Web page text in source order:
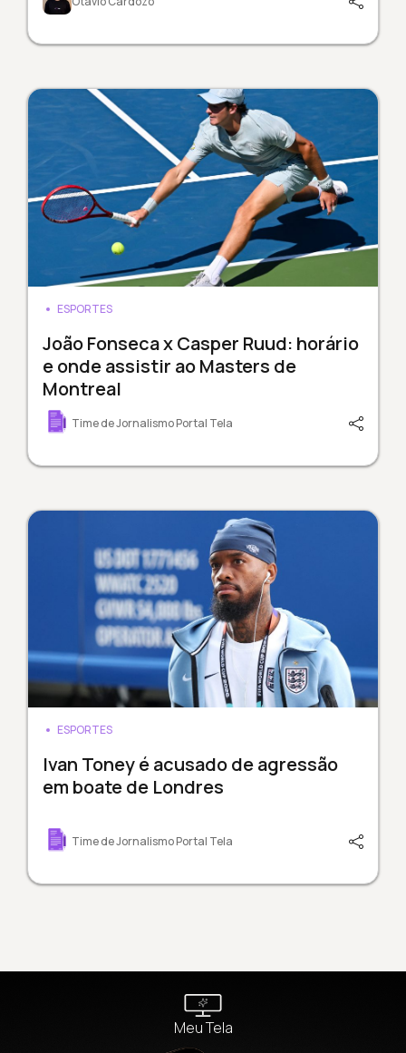
ESPORTES
João Fonseca x Casper Ruud: horário
e onde assistir ao Masters de
Montreal
Time de Jornalismo Portal Tela
ESPORTES
Ivan Toney é acusado de agressão
em boate de Londres
Time de Jornalismo Portal Tela
Meu Tela